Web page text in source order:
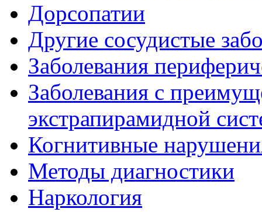
Дорсопатии
Другие сосудистые
Заболевания
Заболевания с
экстрапирамидной
Когнитивные
Методы диагностики
Наркология